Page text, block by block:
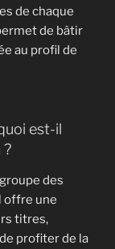
de chaque
de bâtir
au profil de
est-il
?
des
offre une
titres,
profiter de la